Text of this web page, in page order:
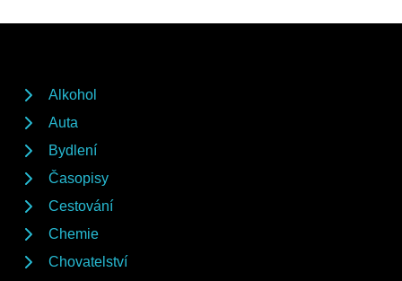
Alkohol
Auta
Bydlení
Časopisy
Cestování
Chemie
Chovatelství